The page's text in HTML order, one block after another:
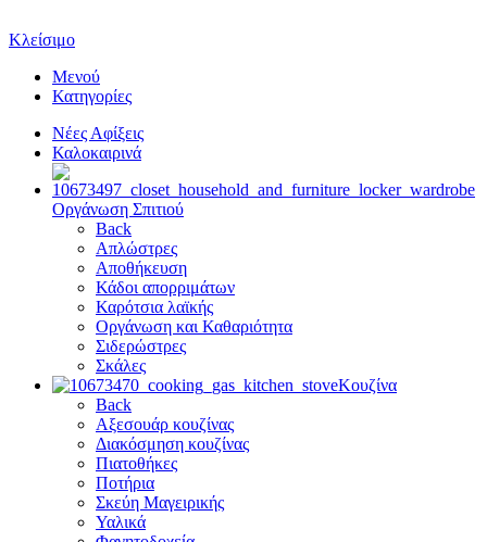
Κλείσιμο
Μενού
Κατηγορίες
Νέες Αφίξεις
Καλοκαιρινά
Οργάνωση Σπιτιού
Back
Απλώστρες
Αποθήκευση
Κάδοι απορριμάτων
Καρότσια λαϊκής
Οργάνωση και Καθαριότητα
Σιδερώστρες
Σκάλες
Κουζίνα
Back
Αξεσουάρ κουζίνας
Διακόσμηση κουζίνας
Πιατοθήκες
Ποτήρια
Σκεύη Μαγειρικής
Υαλικά